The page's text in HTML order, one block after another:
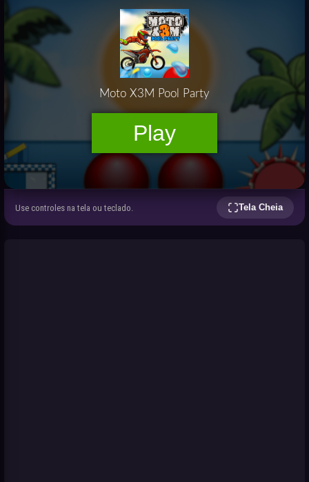
Use controles na tela ou teclado. Tela Cheia